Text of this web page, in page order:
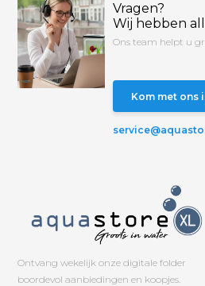
Vragen?
Wij hebben
Ons team helpt u
Kom met ons
Ontvang wekelijk onze digitale folder
boordevol aanbiedingen en koopjes.